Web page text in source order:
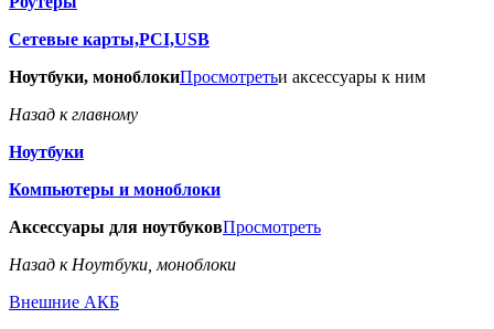
Сетевые карты,PCI,USB
Ноутбуки, моноблокиПросмотретьи аксессуары к ним
Назад к главному
Ноутбуки
Компьютеры и моноблоки
Аксессуары для ноутбуковПросмотреть
Назад к Ноутбуки, моноблоки
Внешние АКБ